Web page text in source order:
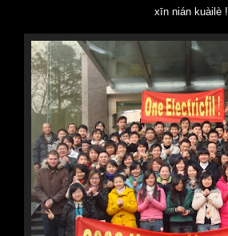
xīn nián kuàilè !